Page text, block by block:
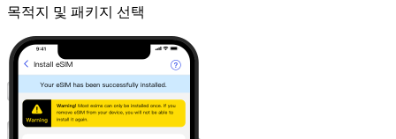
목적지 및 패키지 선택